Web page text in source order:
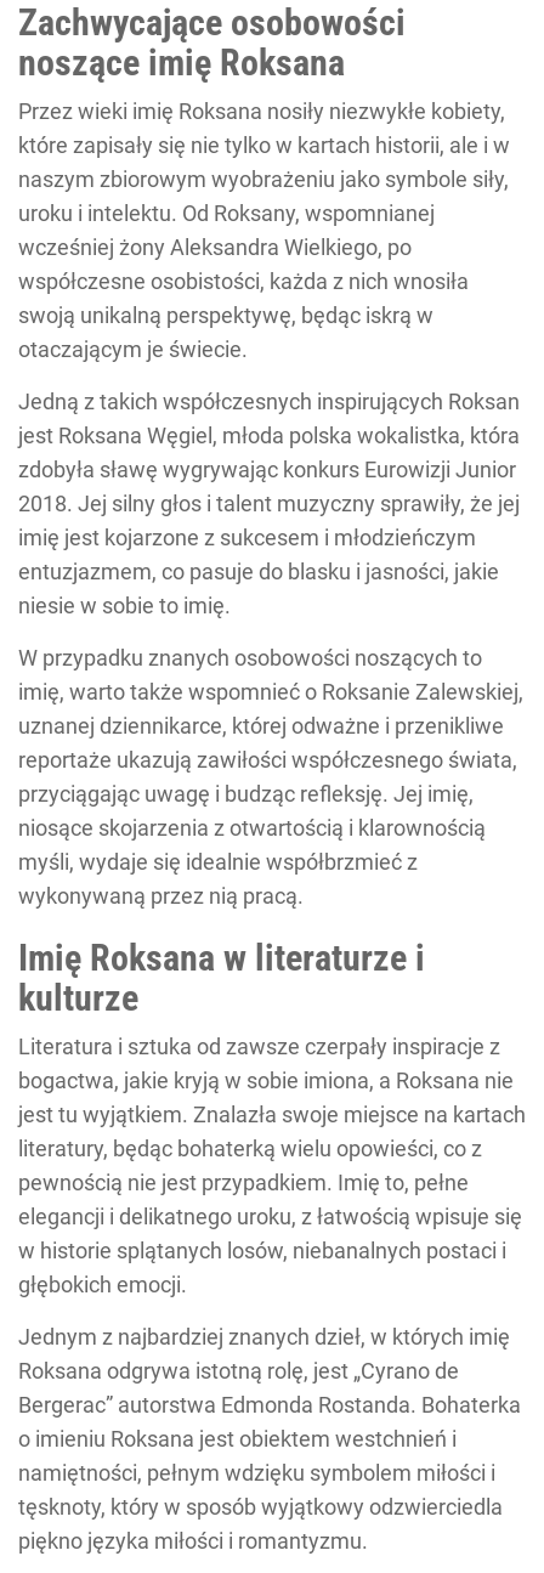
Zachwycające osobowości
noszące imię Roksana
Przez wieki imię Roksana nosiły niezwykłe kobiety,
które zapisały się nie tylko w kartach historii, ale i w
naszym zbiorowym wyobrażeniu jako symbole siły,
uroku i intelektu. Od Roksany, wspomnianej
wcześniej żony Aleksandra Wielkiego, po
współczesne osobistości, każda z nich wnosiła
swoją unikalną perspektywę, będąc iskrą w
otaczającym je świecie.
Jedną z takich współczesnych inspirujących Roksan
jest Roksana Węgiel, młoda polska wokalistka, która
zdobyła sławę wygrywając konkurs Eurowizji Junior
2018. Jej silny głos i talent muzyczny sprawiły, że jej
imię jest kojarzone z sukcesem i młodzieńczym
entuzjazmem, co pasuje do blasku i jasności, jakie
niesie w sobie to imię.
W przypadku znanych osobowości noszących to
imię, warto także wspomnieć o Roksanie Zalewskiej,
uznanej dziennikarce, której odważne i przenikliwe
reportaże ukazują zawiłości współczesnego świata,
przyciągając uwagę i budząc refleksję. Jej imię,
niosące skojarzenia z otwartością i klarownością
myśli, wydaje się idealnie współbrzmieć z
wykonywaną przez nią pracą.
Imię Roksana w literaturze i
kulturze
Literatura i sztuka od zawsze czerpały inspiracje z
bogactwa, jakie kryją w sobie imiona, a Roksana nie
jest tu wyjątkiem. Znalazła swoje miejsce na kartach
literatury, będąc bohaterką wielu opowieści, co z
pewnością nie jest przypadkiem. Imię to, pełne
elegancji i delikatnego uroku, z łatwością wpisuje się
w historie splątanych losów, niebanalnych postaci i
głębokich emocji.
Jednym z najbardziej znanych dzieł, w których imię
Roksana odgrywa istotną rolę, jest „Cyrano de
Bergerac” autorstwa Edmonda Rostanda. Bohaterka
o imieniu Roksana jest obiektem westchnień i
namiętności, pełnym wdzięku symbolem miłości i
tęsknoty, który w sposób wyjątkowy odzwierciedla
piękno języka miłości i romantyzmu.